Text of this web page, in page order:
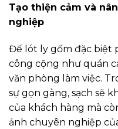
Tạo thiện cảm và
nghiệp
Đế lót ly gốm đặc biệt
công cộng như quán
văn phòng làm việc.
sự gọn gàng, sạch sẽ
của khách hàng mà
ảnh chuyên nghiệp